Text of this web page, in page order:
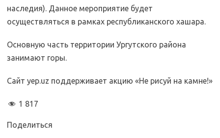
наследия). Данное мероприятие будет
осуществляться в рамках республиканского хашара.
Основную часть территории Ургутского района
занимают горы.
Сайт yep.uz поддерживает акцию «Не рисуй на камне!»
1 817
Поделиться